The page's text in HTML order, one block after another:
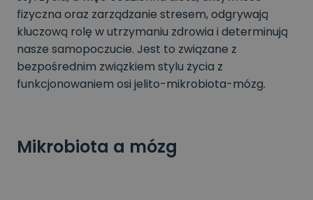
fizyczna oraz zarządzanie stresem, odgrywają
kluczową rolę w utrzymaniu zdrowia i determinują
nasze samopoczucie. Jest to związane z
bezpośrednim związkiem stylu życia z
funkcjonowaniem osi jelito-mikrobiota-mózg.
Mikrobiota a mózg